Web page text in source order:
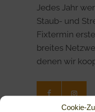
Cookie-
Jedes Jahr
Staub- und
Fixtermin
breites
denen wir